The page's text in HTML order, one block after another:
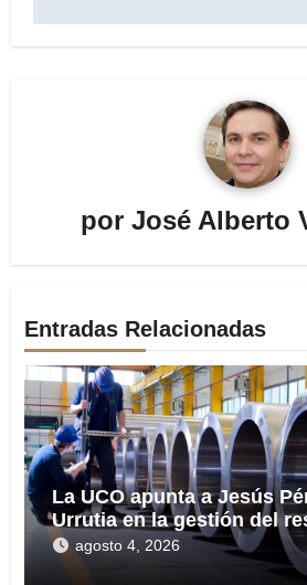
por José Alberto
Entradas Relacionadas
La UCO apunta a Jesús
Urrutia en la gestión del
Tubos Reunidos
agosto 4, 2026